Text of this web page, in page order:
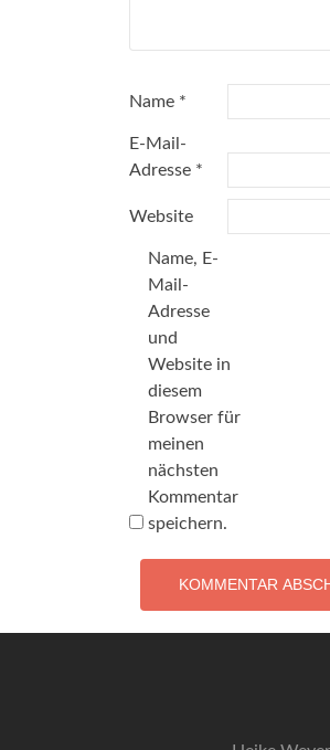
Name *
E-Mail-
Adresse *
Website
Name, E-
Mail-
Adresse
und
Website in
diesem
Browser für
meinen
nächsten
Kommentar
speichern.